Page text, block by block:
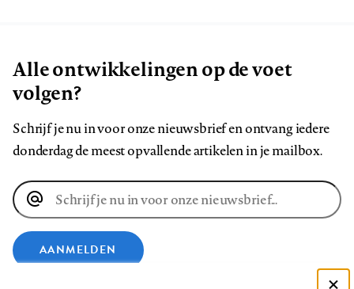
Alle ontwikkelingen op de voet
volgen?
Schrijf je nu in voor onze nieuwsbrief en ontvang iedere
donderdag de meest opvallende artikelen in je mailbox.
E-
mailadres
AANMELDEN